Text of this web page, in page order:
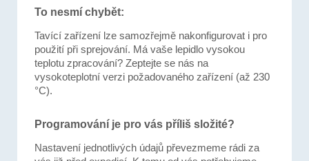
To nesmí chybět:
Tavící zařízení lze samozřejmě nakonfigurovat i pro
použití při sprejování. Má vaše lepidlo vysokou
teplotu zpracování? Zeptejte se nás na
vysokoteplotní verzi požadovaného zařízení (až 230
°C).
Programování je pro vás příliš složité?
Nastavení jednotlivých údajů převezmeme rádi za